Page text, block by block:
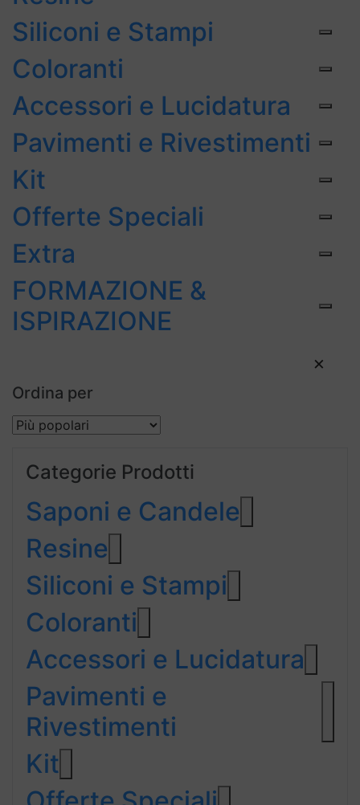
Siliconi e Stampi
Coloranti
Accessori e Lucidatura
Pavimenti e Rivestimenti
Kit
Offerte Speciali
Extra
FORMAZIONE &
ISPIRAZIONE
×
Ordina per
Categorie Prodotti
Saponi e Candele
Resine
Siliconi e Stampi
Coloranti
Accessori e Lucidatura
Pavimenti e
Rivestimenti
Kit